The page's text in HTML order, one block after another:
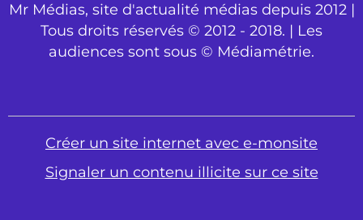
Mr Médias, site d'actualité médias depuis 2012 |
Tous droits réservés © 2012 - 2018. | Les
audiences sont sous © Médiamétrie.
Créer un site internet avec e-monsite
Signaler un contenu illicite sur ce site